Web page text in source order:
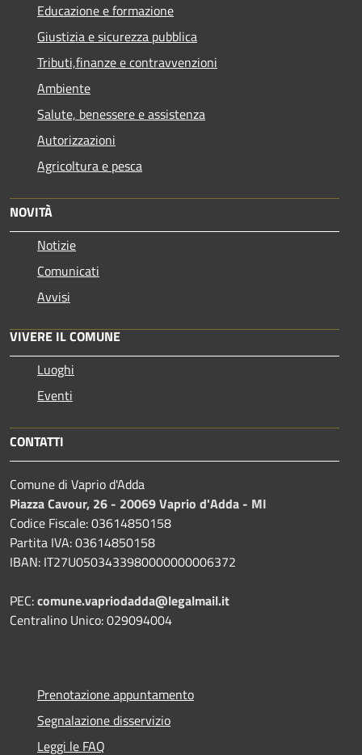
Educazione e formazione
Giustizia e sicurezza pubblica
Tributi,finanze e contravvenzioni
Ambiente
Salute, benessere e assistenza
Autorizzazioni
Agricoltura e pesca
NOVITÀ
Notizie
Comunicati
Avvisi
VIVERE IL COMUNE
Luoghi
Eventi
CONTATTI
Comune di Vaprio d'Adda
Piazza Cavour, 26 - 20069 Vaprio d'Adda - MI
Codice Fiscale: 03614850158
Partita IVA: 03614850158
IBAN: IT27U0503433980000000006372
PEC:comune.vapriodadda@legalmail.it
Centralino Unico: 029094004
Prenotazione appuntamento
Segnalazione disservizio
Leggi le FAQ